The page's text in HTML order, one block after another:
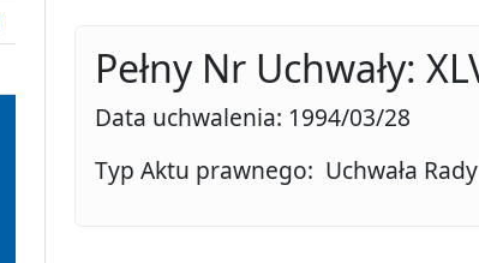
Pełny Nr Uchwały:
Data uchwalenia: 1994/03/28
Typ Aktu prawnego: Uchwała